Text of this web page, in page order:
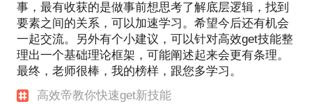
事，最有收获的是做事前想思考了解底层逻辑，找到
要素之间的关系，可以加速学习。希望今后还有机会
一起交流。另外有个小建议，可以针对高效get技能整
理出一个基础理论框架，可能阐述起来会更有条理。
最终，老师很棒，我的榜样，跟您多学习。
高效帝教你快速get新技能